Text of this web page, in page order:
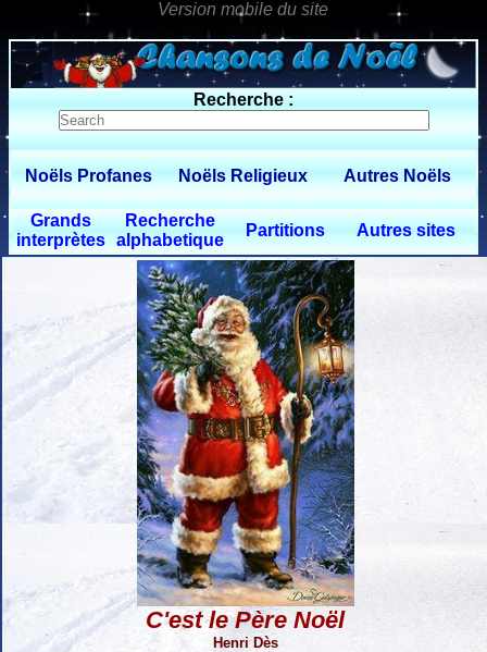
0 $limitbot 1 $limittot 2
Recherche :
Noëls Profanes Noëls Religieux Autres Noëls
Grands
interprètes
Recherche
alphabetique
Partitions Autres sites
C'est le Père Noël
Henri Dès